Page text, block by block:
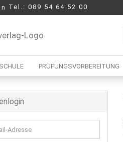
Tel.: 089 54 64 52 00
PRÜFUNGSVORBEREITUNG
Mittelschule